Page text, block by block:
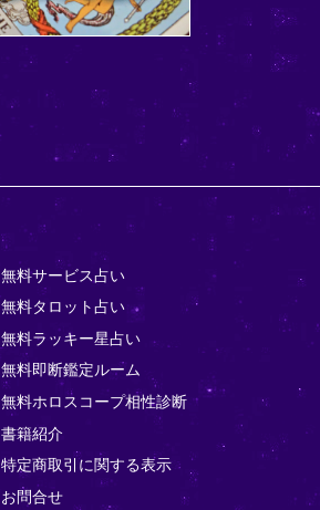
無料サービス占い
無料タロット占い
無料ラッキー星占い
無料即断鑑定ルーム
無料ホロスコープ相性診断
書籍紹介
特定商取引に関する表示
お問合せ